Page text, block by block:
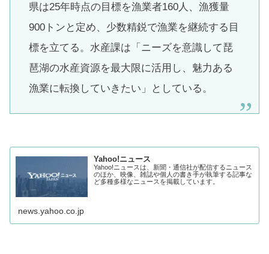
県は25年時点の目標を漁業者160人、漁獲量
900トンと定め、少数精鋭で漁業を継続する目
標を立てる。水産課は「ニーズを意識して琵
琶湖の水産資源を最大限に活用し、魅力ある
漁業に転換していきたい」としている。
Yahoo!ニュース
Yahoo!ニュースは、新聞・通信社が配信するニュース
のほか、映像、雑誌や個人の書き手が執筆する記事な
ど多種多様なニュースを掲載しています。
news.yahoo.co.jp